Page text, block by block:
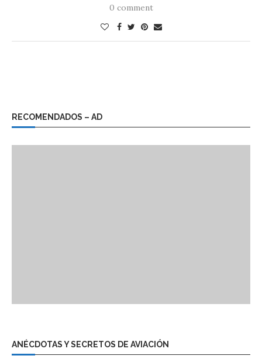
0 comment
RECOMENDADOS – AD
ANÉCDOTAS Y SECRETOS DE AVIACIÓN